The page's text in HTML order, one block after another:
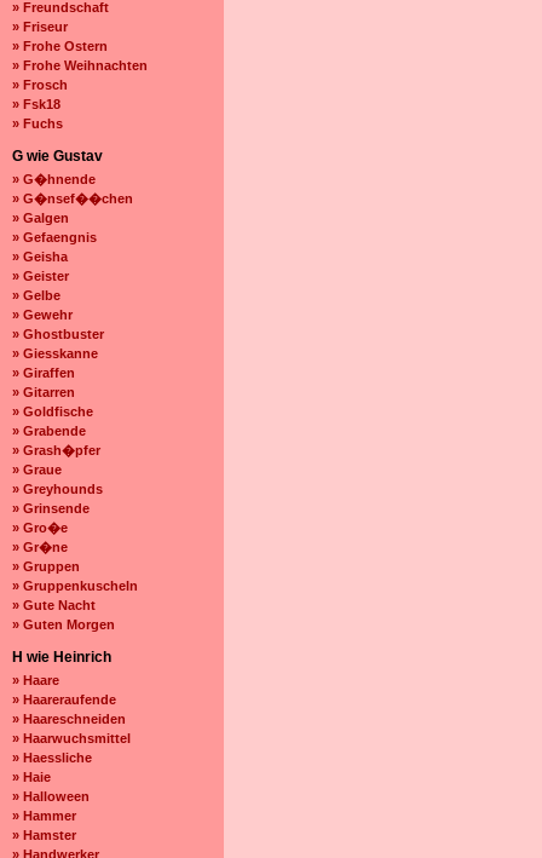
» Freundschaft
» Friseur
» Frohe Ostern
» Frohe Weihnachten
» Frosch
» Fsk18
» Fuchs
G wie Gustav
» G�hnende
» G�nsef��chen
» Galgen
» Gefaengnis
» Geisha
» Geister
» Gelbe
» Gewehr
» Ghostbuster
» Giesskanne
» Giraffen
» Gitarren
» Goldfische
» Grabende
» Grash�pfer
» Graue
» Greyhounds
» Grinsende
» Gro�e
» Gr�ne
» Gruppen
» Gruppenkuscheln
» Gute Nacht
» Guten Morgen
H wie Heinrich
» Haare
» Haareraufende
» Haareschneiden
» Haarwuchsmittel
» Haessliche
» Haie
» Halloween
» Hammer
» Hamster
» Handwerker